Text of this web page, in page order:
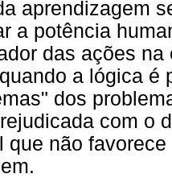
aprendizagem
a potência
das ações
a lógica é
dos
com o
que não